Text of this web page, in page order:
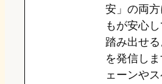
安」の両
もが安心
踏み出せ
を発信し
ェーンや